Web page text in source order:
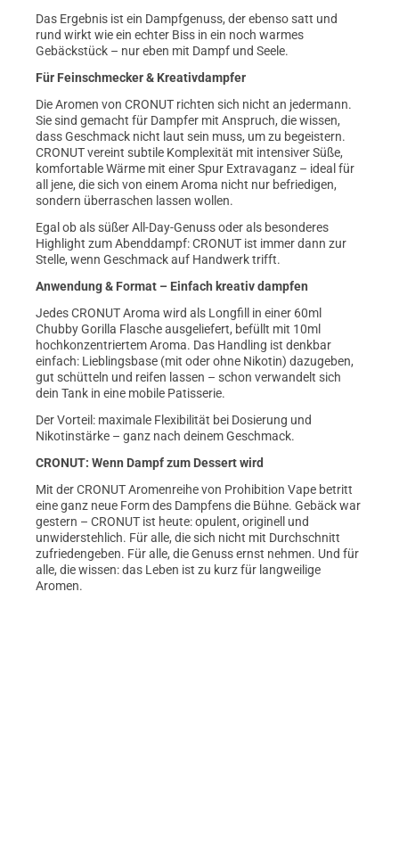
Das Ergebnis ist ein Dampfgenuss, der ebenso satt und
rund wirkt wie ein echter Biss in ein noch warmes
Gebäckstück – nur eben mit Dampf und Seele.
Für Feinschmecker & Kreativdampfer
Die Aromen von CRONUT richten sich nicht an jedermann.
Sie sind gemacht für Dampfer mit Anspruch, die wissen,
dass Geschmack nicht laut sein muss, um zu begeistern.
CRONUT vereint subtile Komplexität mit intensiver Süße,
komfortable Wärme mit einer Spur Extravaganz – ideal für
all jene, die sich von einem Aroma nicht nur befriedigen,
sondern überraschen lassen wollen.
Egal ob als süßer All-Day-Genuss oder als besonderes
Highlight zum Abenddampf: CRONUT ist immer dann zur
Stelle, wenn Geschmack auf Handwerk trifft.
Anwendung & Format – Einfach kreativ dampfen
Jedes CRONUT Aroma wird als Longfill in einer 60ml
Chubby Gorilla Flasche ausgeliefert, befüllt mit 10ml
hochkonzentriertem Aroma. Das Handling ist denkbar
einfach: Lieblingsbase (mit oder ohne Nikotin) dazugeben,
gut schütteln und reifen lassen – schon verwandelt sich
dein Tank in eine mobile Patisserie.
Der Vorteil: maximale Flexibilität bei Dosierung und
Nikotinstärke – ganz nach deinem Geschmack.
CRONUT: Wenn Dampf zum Dessert wird
Mit der CRONUT Aromenreihe von Prohibition Vape betritt
eine ganz neue Form des Dampfens die Bühne. Gebäck war
gestern – CRONUT ist heute: opulent, originell und
unwiderstehlich. Für alle, die sich nicht mit Durchschnitt
zufriedengeben. Für alle, die Genuss ernst nehmen. Und für
alle, die wissen: das Leben ist zu kurz für langweilige
Aromen.